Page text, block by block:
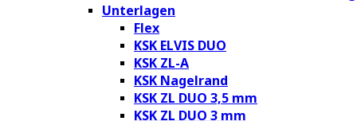
Unterlagen
Flex
KSK ELVIS DUO
KSK ZL-A
KSK Nagelrand
KSK ZL DUO 3,5 mm
KSK ZL DUO 3 mm